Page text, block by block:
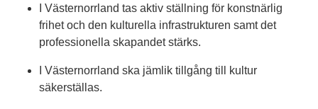
I Västernorrland tas aktiv ställning för konstnärlig
frihet och den kulturella infrastrukturen samt det
professionella skapandet stärks.
I Västernorrland ska jämlik tillgång till kultur
säkerställas.